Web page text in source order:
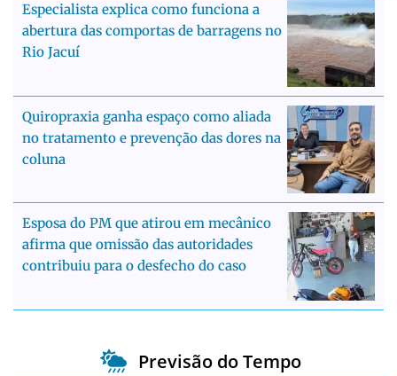
Especialista explica como funciona a
abertura das comportas de barragens no
Rio Jacuí
Quiropraxia ganha espaço como aliada
no tratamento e prevenção das dores na
coluna
Esposa do PM que atirou em mecânico
afirma que omissão das autoridades
contribuiu para o desfecho do caso
Previsão do Tempo